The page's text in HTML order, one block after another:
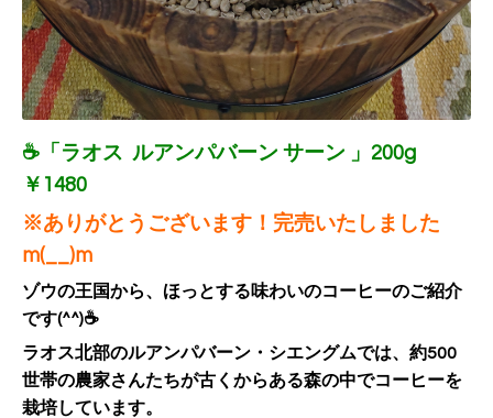
☕「ラオス ルアンパバーン サーン 」200g
￥1480
※ありがとうございます！完売いたしました
m(__)m
ゾウの王国から、ほっとする味わいのコーヒーのご紹介
です(^^)☕
ラオス北部のルアンパバーン・シエングムでは、約500
世帯の農家さんたちが古くからある森の中でコーヒーを
栽培しています。